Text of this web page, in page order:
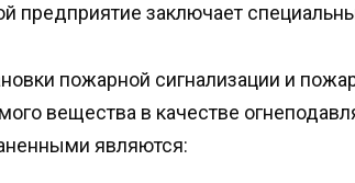
предприятие заключает
пожарной сигнализации и
вещества в качестве
являются: